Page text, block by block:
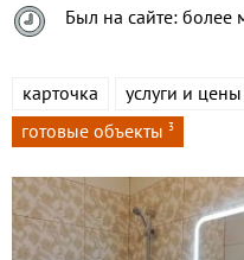
Был на сайте: более
карточка услуги и цены
готовые объекты 3